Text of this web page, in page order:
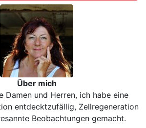
Über mich
Damen und Herren, ich habe eine
entdecktzufällig, Zellregeneration
Beobachtungen gemacht.